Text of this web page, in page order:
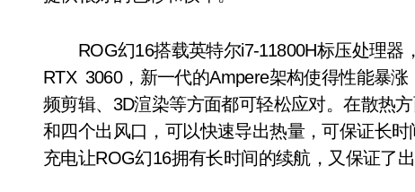
ROG幻16搭载英特尔i7-11800H标压处理器
RTX 3060，新一代的Ampere架构使得性能暴
频剪辑、3D渲染等方面都可轻松应对。在散热
和四个出风口，可以快速导出热量，可保证长
充电让ROG幻16拥有长时间的续航，又保证了出